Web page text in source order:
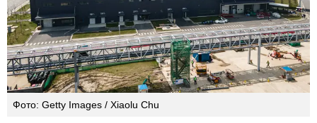
Фото: Getty Images / Xiaolu Chu